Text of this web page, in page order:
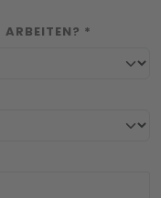
ARBEITEN? *